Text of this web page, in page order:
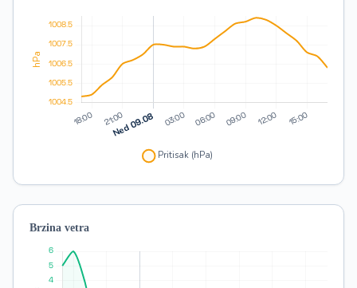
Brzina vetra